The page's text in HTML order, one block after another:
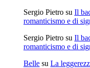
Sergio Pietro su Il
romanticismo e di
Sergio Pietro su Il
romanticismo e di
Belle su La